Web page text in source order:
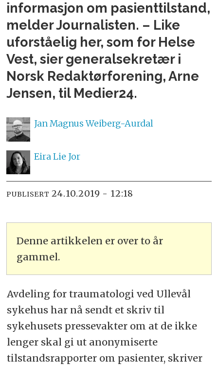
informasjon om pasienttilstand,
melder Journalisten. – Like
uforståelig her, som for Helse
Vest, sier generalsekretær i
Norsk Redaktørforening, Arne
Jensen, til Medier24.
Jan Magnus Weiberg-Aurdal
Eira Lie Jor
PUBLISERT 24.10.2019 - 12:18
Denne artikkelen er over to år
gammel.
Avdeling for traumatologi ved Ullevål
sykehus har nå sendt et skriv til
sykehusets pressevakter om at de ikke
lenger skal gi ut anonymiserte
tilstandsrapporter om pasienter, skriver